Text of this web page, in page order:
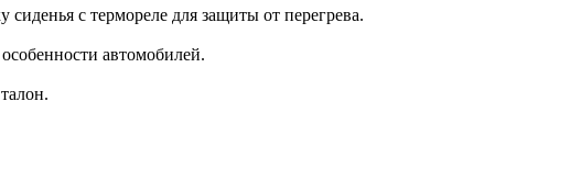
с термореле для защиты от перегрева.
автомобилей.